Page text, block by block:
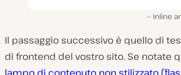
Inline
Il passaggio successivo è quello di
di frontend del vostro sito. Se notate
lampo di contenuto non stilizzato